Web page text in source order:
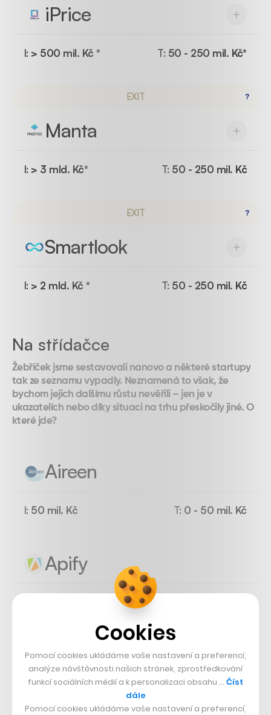
iPrice
I: > 500 mil. Kč * T: 50 - 250 mil. Kč*
Manta
EXIT
I: > 3 mld. Kč* T: 50 - 250 mil. Kč
Smartlook
EXIT
I: > 2 mld. Kč * T: 50 - 250 mil. Kč
Na střídačce
Žebříček jsme sestavovali nanovo a některé startupy
tak ze seznamu vypadly. Neznamená to však, že
bychom jejich dalšímu růstu nevěřili – jen je v
ukazatelích nebo díky situaci na trhu přeskočily jiné. O
které jde?
Aireen
I: 50 mil. Kč T: 0 - 50 mil. Kč
Apify
Iterait
Cookies
Pomocí cookies ukládáme vaše nastavení a preferencí,
analýze návštěvnosti našich stránek, zprostředkování
funkcí sociálních médií a k personalizaci obsahu … Číst
dále
Pomocí cookies ukládáme vaše nastavení a preferencí,